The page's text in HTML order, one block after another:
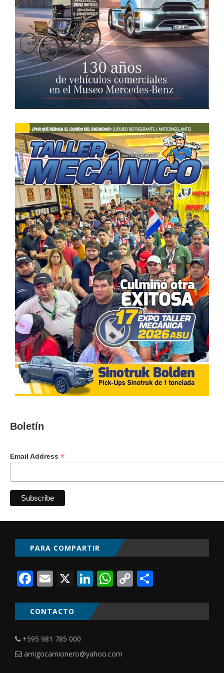
Boletín
Email Address *
PARA COMPARTIR
Facebook
Email
X LinkedIn
WhatsApp
Copy
CONTACTO
+595 981 785 000
amigocamionero@yahoo.com